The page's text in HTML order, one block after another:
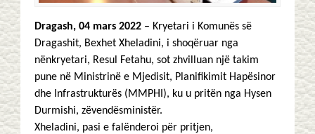
Dragash, 04 mars 2022 – Kryetari i Komunës së
Dragashit, Bexhet Xheladini, i shoqëruar nga
nënkryetari, Resul Fetahu, sot zhvilluan një takim
pune në Ministrinë e Mjedisit, Planifikimit Hapësinor
dhe Infrastrukturës (MMPHI), ku u pritën nga Hysen
Durmishi, zëvendësministër.
Xheladini, pasi e falënderoi për pritjen,